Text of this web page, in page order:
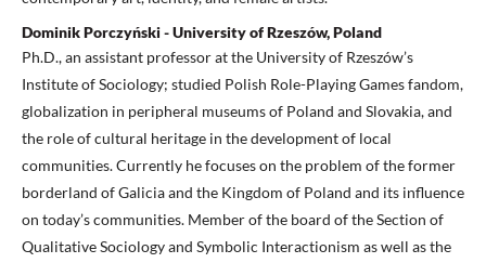
Dominik Porczyński - University of Rzeszów, Poland
Ph.D., an assistant professor at the University of Rzeszów’s
Institute of Sociology; studied Polish Role-Playing Games fandom,
globalization in peripheral museums of Poland and Slovakia, and
the role of cultural heritage in the development of local
communities. Currently he focuses on the problem of the former
borderland of Galicia and the Kingdom of Poland and its influence
on today’s communities. Member of the board of the Section of
Qualitative Sociology and Symbolic Interactionism as well as the